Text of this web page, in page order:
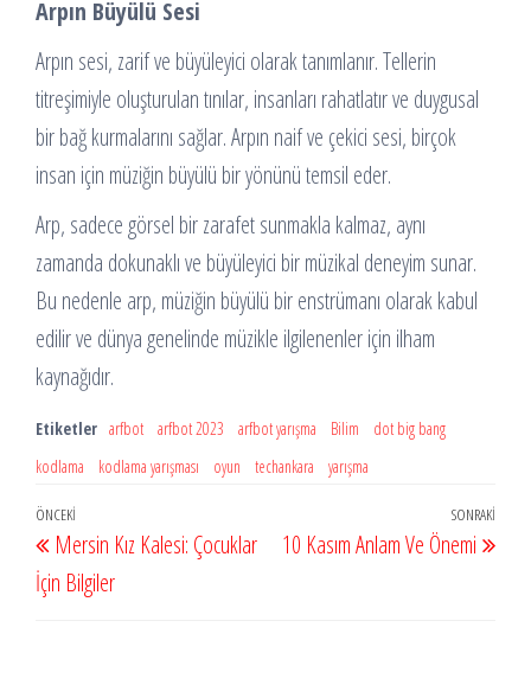
Arpın Büyülü Sesi
Arpın sesi, zarif ve büyüleyici olarak tanımlanır. Tellerin
titreşimiyle oluşturulan tınılar, insanları rahatlatır ve duygusal
bir bağ kurmalarını sağlar. Arpın naif ve çekici sesi, birçok
insan için müziğin büyülü bir yönünü temsil eder.
Arp, sadece görsel bir zarafet sunmakla kalmaz, aynı
zamanda dokunaklı ve büyüleyici bir müzikal deneyim sunar.
Bu nedenle arp, müziğin büyülü bir enstrümanı olarak kabul
edilir ve dünya genelinde müzikle ilgilenenler için ilham
kaynağıdır.
Etiketler arfbot arfbot 2023 arfbot yarışma Bilim
dot big bang
kodlama
kodlama yarışması oyun techankara yarışma
Yazı
gezinmesi
Önceki
Yazı
ÖNCEKI
Mersin Kız Kalesi: Çocuklar
İçin Bilgiler
Yazı
SONRAKI
10 Kasım Anlam Ve Önemi